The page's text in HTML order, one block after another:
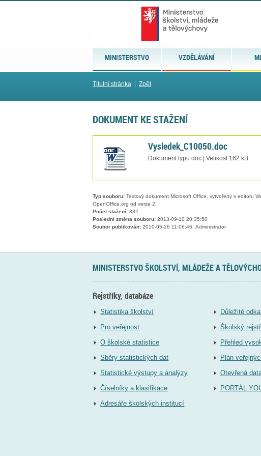
MINISTERSTVO VZDĚLÁVÁNÍ
Titulní stránka Zpět
DOKUMENT KE STAŽENÍ
Vysledek_C10050.doc
Dokument typu doc | Velikost 162 kB
Typ souboru: Textový dokument Microsoft Office, vytvořený v editoru
OpenOffice.org od verze 2.
Počet stažení: 332
Poslední změna souboru: 2013-09-10 20:35:50
Soubor publikován: 2010-05-26 11:06:46, Administrator
MINISTERSTVO ŠKOLSTVÍ, MLÁDEŽE A
Rejstříky, databáze
Statistika školství
Pro veřejnost
O školské statistice
Sběry statistických dat
Statistické výstupy a analýzy
Číselníky a klasifikace
Adresáře školských institucí
Důležité
Školský
Přehled
Plán
Otevřená
PORTÁL